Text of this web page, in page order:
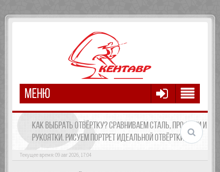
МЕНЮ
КАК ВЫБРАТЬ ОТВЁРТКУ? СРАВНИВАЕМ СТАЛЬ, ПРОФИЛИ И
РУКОЯТКИ. РИСУЕМ ПОРТРЕТ ИДЕАЛЬНОЙ ОТВЁРТКИ!
Текущее время: 09 авг 2026, 17:04